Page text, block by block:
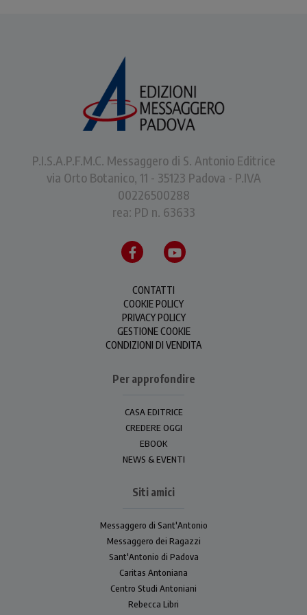
P.I.S.A.P.F.M.C. Messaggero di S. Antonio Editrice
via Orto Botanico, 11 - 35123 Padova - P.IVA
00226500288
rea: PD n. 63633
CONTATTI
COOKIE POLICY
PRIVACY POLICY
GESTIONE COOKIE
CONDIZIONI DI VENDITA
Per approfondire
CASA EDITRICE
CREDERE OGGI
EBOOK
NEWS & EVENTI
Siti amici
Messaggero di Sant'Antonio
Messaggero dei Ragazzi
Sant'Antonio di Padova
Caritas Antoniana
Centro Studi Antoniani
Rebecca Libri